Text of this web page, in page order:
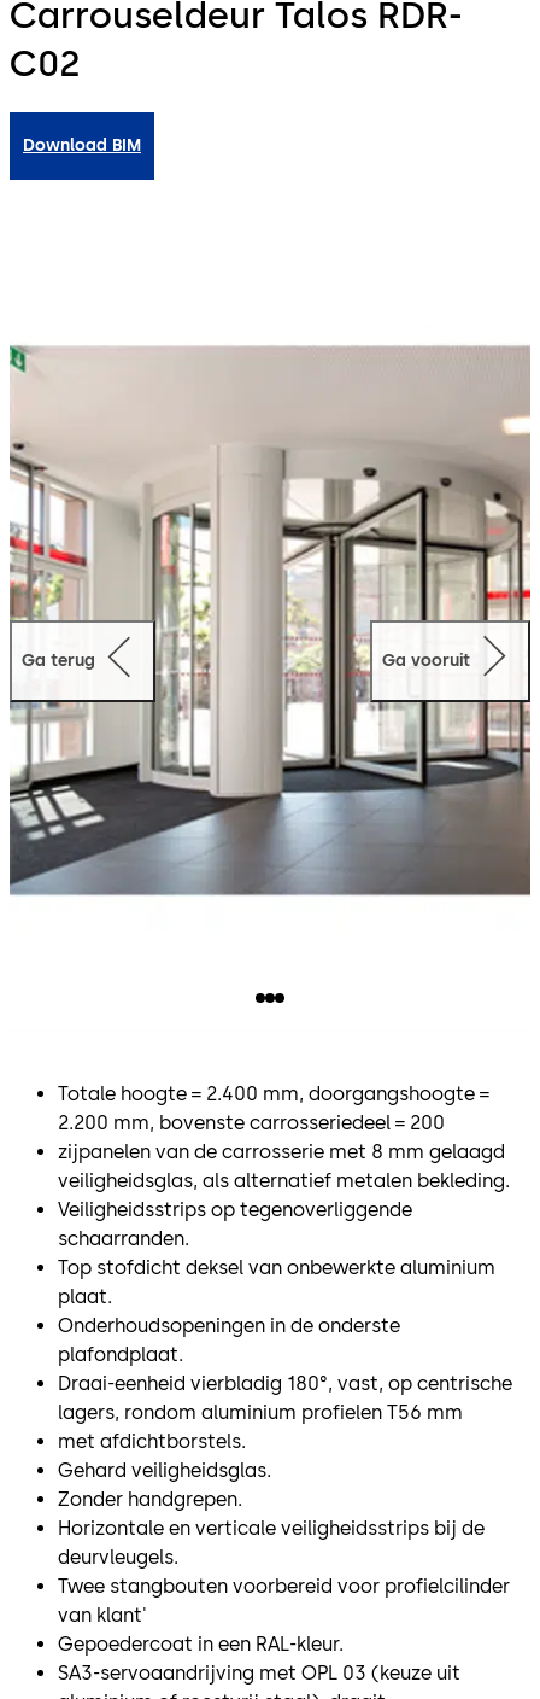
Carrouseldeur Talos RDR-
C02
Download BIM
Ga terug Ga vooruit
Totale hoogte = 2.400 mm, doorgangshoogte =
2.200 mm, bovenste carrosseriedeel = 200
zijpanelen van de carrosserie met 8 mm gelaagd
veiligheidsglas, als alternatief metalen bekleding.
Veiligheidsstrips op tegenoverliggende
schaarranden.
Top stofdicht deksel van onbewerkte aluminium
plaat.
Onderhoudsopeningen in de onderste
plafondplaat.
Draai-eenheid vierbladig 180°, vast, op centrische
lagers, rondom aluminium profielen T56 mm
met afdichtborstels.
Gehard veiligheidsglas.
Zonder handgrepen.
Horizontale en verticale veiligheidsstrips bij de
deurvleugels.
Twee stangbouten voorbereid voor profielcilinder
van klant'
Gepoedercoat in een RAL-kleur.
SA3-servoaandrijving met OPL 03 (keuze uit